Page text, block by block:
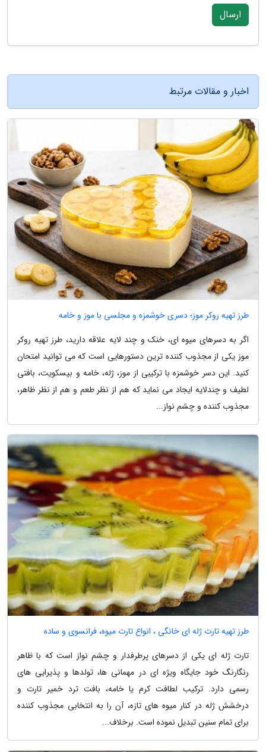
ارسال
اخبار و مقالات مرتبط
طرز تهیه روکر موز؛ دسری خوشمزه و مجلسی با موز و خامه
اگر به دسرهای میوه ای، خنک و چند لایه علاقه دارید، طرز تهیه روکر
موز یکی از مجذوب کننده ترین دستورهایی است که می توانید امتحان
کنید. این دسر خوشمزه با ترکیبی از موز، ژله، خامه و بیسکویت، بافتی
لطیف و چندلایه ایجاد می نماید که هم از نظر طعم و هم از نظر ظاهر،
مجذوب کننده و چشم نواز...
طرز تهیه تارت ژله ای خانگی ، انواع تارت میوه، فرانسوی و ساده
تارت ژله ای یکی از دسرهای پرطرفدار و چشم نواز است که با ظاهر
رنگارنگ خود جایگاه ویژه ای در مهمانی ها، تولدها و پذیرایی های
رسمی دارد. ترکیب لطافت کرم یا خامه، بافت ترد خمیر تارت و
درخشش ژله در کنار میوه های تازه، آن را به انتخابی مجذوب کننده
برای تمام سنین تبدیل نموده است. برخلاف...